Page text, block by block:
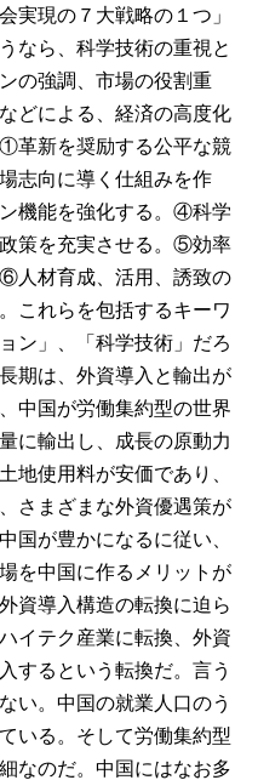
実現の７大戦略の１つ」
なら、科学技術の重視と
の強調、市場の役割重
どによる、経済の高度化
革新を奨励する公平な競
志向に導く仕組みを作
機能を強化する。④科学
策を充実させる。⑤効率
人材育成、活用、誘致の
これらを包括するキーワ
ン」、「科学技術」だろ
期は、外資導入と輸出が
中国が労働集約型の世界
に輸出し、成長の原動力
地使用料が安価であり、
さまざまな外資優遇策が
国が豊かになるに従い、
を中国に作るメリットが
資導入構造の転換に迫ら
イテク産業に転換、外資
するという転換だ。言う
い。中国の就業人口のう
いる。そして労働集約型
なのだ。中国にはなお多